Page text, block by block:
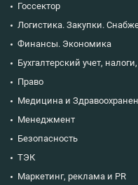
Госсектор
Логистика. Закупки.
Финансы. Экономика
Бухгалтерский учет,
Право
Медицина и
Менеджмент
Безопасность
ТЭК
Маркетинг, реклама и PR